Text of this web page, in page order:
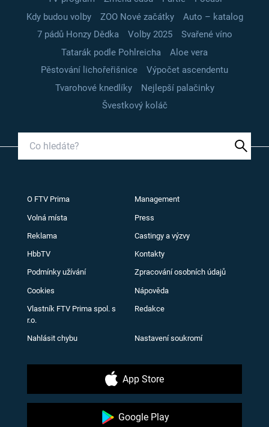
Kdy budou volby
ZOO Nové začátky
Auto – katalog
7 pádů Honzy Dědka
Volby 2025
Svařené víno
Tatarák podle Pohlreicha
Aloe vera
Pěstování lichořeřišnice
Výpočet ascendentu
Tvarohové knedlíky
Nejlepší palačinky
Švestkový koláč
O FTV Prima Management
Volná místa Press
Reklama Castingy a výzvy
HbbTV Kontakty
Podmínky užívání Zpracování osobních údajů
Cookies Nápověda
Vlastník FTV Prima spol. s
r.o.
Redakce
Nahlásit chybu Nastavení soukromí
App Store
Google Play